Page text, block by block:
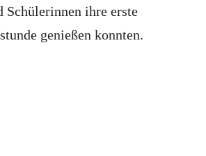
Schülerinnen ihre erste
genießen konnten.